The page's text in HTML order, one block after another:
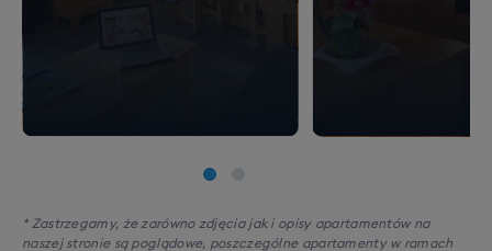
* Zastrzegamy, że zarówno zdjęcia jak i opisy apartamentów na
naszej stronie są poglądowe, poszczególne apartamenty w ramach